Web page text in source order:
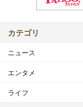
カテゴリ
ニュース
エンタメ
ライフ